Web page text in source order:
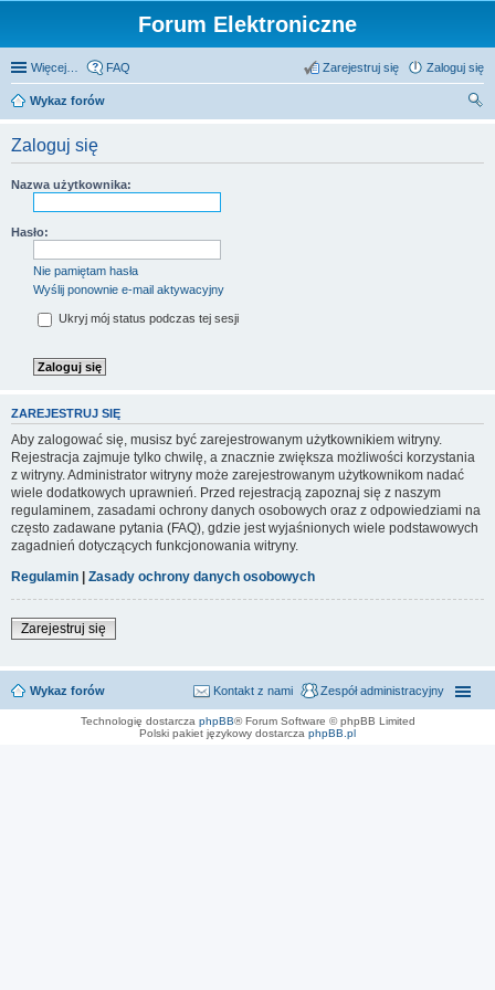
Forum Elektroniczne
Więcej… FAQ Zaloguj się
Zarejestruj się
Wykaz forów
Zaloguj się
Nazwa użytkownika:
Hasło:
Nie pamiętam hasła
Wyślij ponownie e-mail aktywacyjny
Ukryj mój status podczas tej sesji
ZAREJESTRUJ SIĘ
Aby zalogować się, musisz być zarejestrowanym użytkownikiem witryny.
Rejestracja zajmuje tylko chwilę, a znacznie zwiększa możliwości korzystania
z witryny. Administrator witryny może zarejestrowanym użytkownikom nadać
wiele dodatkowych uprawnień. Przed rejestracją zapoznaj się z naszym
regulaminem, zasadami ochrony danych osobowych oraz z odpowiedziami na
często zadawane pytania (FAQ), gdzie jest wyjaśnionych wiele podstawowych
zagadnień dotyczących funkcjonowania witryny.
Regulamin | Zasady ochrony danych osobowych
Zarejestruj się
Wykaz forów Zespół administracyjny
Kontakt z nami
Technologię dostarcza phpBB® Forum Software © phpBB Limited
Polski pakiet językowy dostarcza phpBB.pl